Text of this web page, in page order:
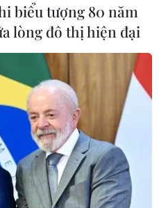
lực đạt thỏa thuận
đại chúng
biểu tượng 80 năm
lòng đô thị hiện đại